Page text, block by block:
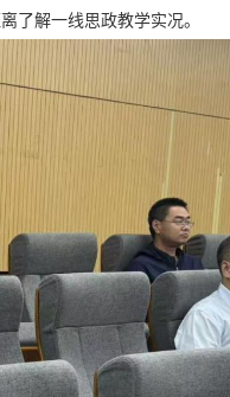
了解一线思政教学实况。